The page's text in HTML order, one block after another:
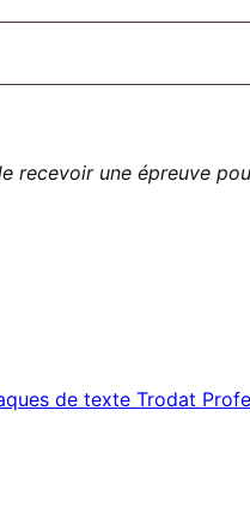
recevoir une épreuve
de texte Trodat